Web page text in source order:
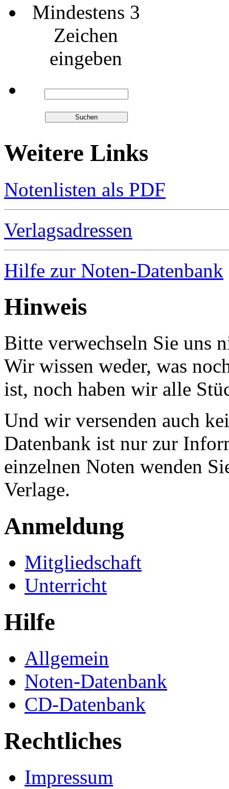
Mindestens 3
Zeichen
eingeben
Weitere Links
Notenlisten als PDF
Verlagsadressen
Hilfe zur Noten-Datenbank
Hinweis
Bitte verwechseln Sie uns
Wir wissen weder, was
ist, noch haben wir alle
Und wir versenden auch
Datenbank ist nur zur
einzelnen Noten wenden
Verlage.
Anmeldung
Mitgliedschaft
Unterricht
Hilfe
Allgemein
Noten-Datenbank
CD-Datenbank
Rechtliches
Impressum